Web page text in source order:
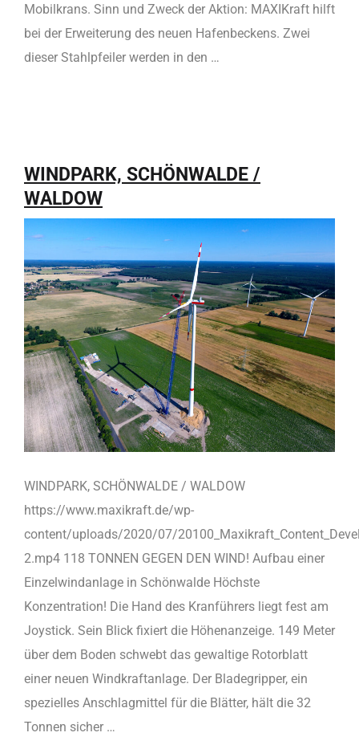
Mobilkrans. Sinn und Zweck der Aktion: MAXIKraft hilft
bei der Erweiterung des neuen Hafenbeckens. Zwei
dieser Stahlpfeiler werden in den …
WINDPARK, SCHÖNWALDE /
WALDOW
WINDPARK, SCHÖNWALDE / WALDOW
https://www.maxikraft.de/wp-
content/uploads/2020/07/
2.mp4 118 TONNEN GEGEN DEN WIND! Aufbau einer
Einzelwindanlage in Schönwalde Höchste
Konzentration! Die Hand des Kranführers liegt fest am
Joystick. Sein Blick fixiert die Höhenanzeige. 149 Meter
über dem Boden schwebt das gewaltige Rotorblatt
einer neuen Windkraftanlage. Der Bladegripper, ein
spezielles Anschlagmittel für die Blätter, hält die 32
Tonnen sicher …